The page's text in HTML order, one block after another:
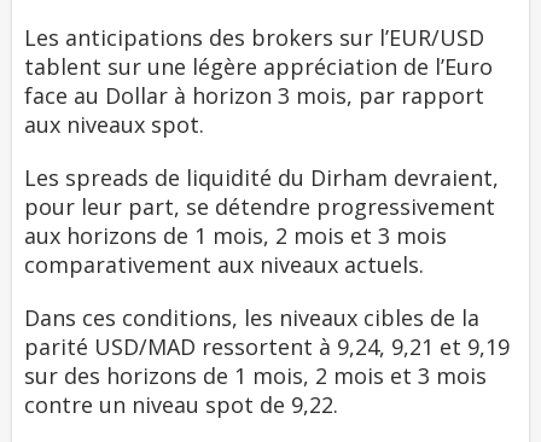
Les anticipations des brokers sur l’EUR/USD
tablent sur une légère appréciation de l’Euro
face au Dollar à horizon 3 mois, par rapport
aux niveaux spot.
Les spreads de liquidité du Dirham devraient,
pour leur part, se détendre progressivement
aux horizons de 1 mois, 2 mois et 3 mois
comparativement aux niveaux actuels.
Dans ces conditions, les niveaux cibles de la
parité USD/MAD ressortent à 9,24, 9,21 et 9,19
sur des horizons de 1 mois, 2 mois et 3 mois
contre un niveau spot de 9,22.